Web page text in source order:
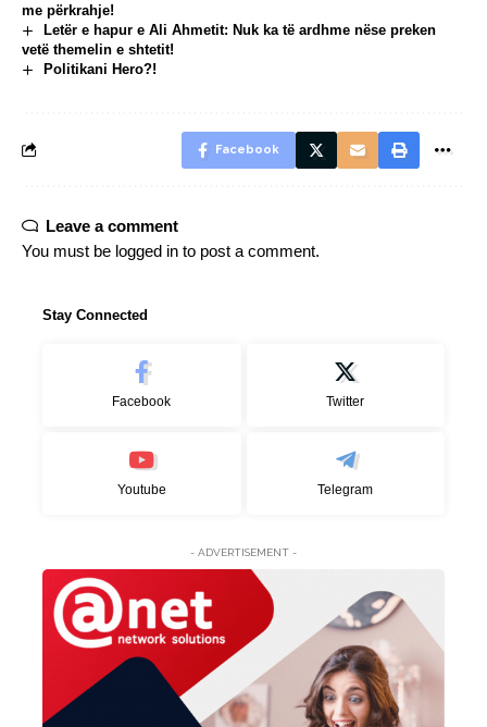
me përkrahje!
Letër e hapur e Ali Ahmetit: Nuk ka të ardhme nëse preken
vetë themelin e shtetit!
Politikani Hero?!
Facebook
Leave a comment
You must be logged in to post a comment.
Stay Connected
Facebook Twitter
Youtube Telegram
- ADVERTISEMENT -